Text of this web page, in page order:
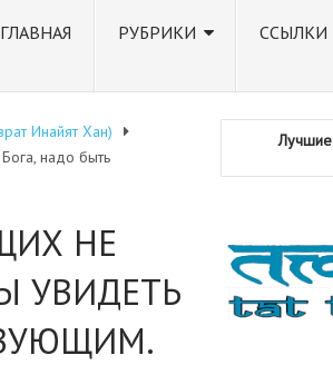
ГЛАВНАЯ РУБРИКИ ССЫЛКИ
Инайят Хан)
надо быть
НЕ
УВИДЕТЬ
Лучшие